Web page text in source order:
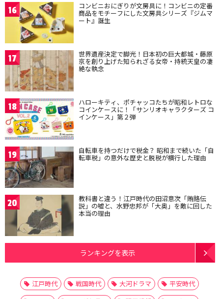
16 コンビニおにぎりが文房具に！コンビニの定番
商品をモチーフにした文房具シリーズ『ジムマ
ート』誕生
17 世界遺産決定で脚光！日本初の巨大都城・藤原
京を創り上げた知られざる女帝・持統天皇の凄
絶な執念
18 ハローキティ、ポチャッコたちが昭和レトロな
コインケースに！「サンリオキャラクターズ コ
インケース」第２弾
19 自転車を持つだけで税金？ 昭和まで続いた「自
転車税」の意外な歴史と脱税が横行した理由
20 教科書と違う！江戸時代の田沼意次「賄賂伝
説」の嘘と、水野忠邦が「大奥」を敵に回した
本当の理由
ランキングを表示
江戸時代 戦国時代 大河ドラマ
平安時代